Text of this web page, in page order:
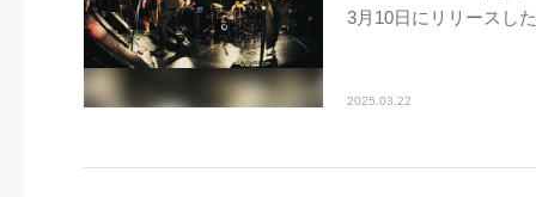
3月10日にリリースし
2025.03.22